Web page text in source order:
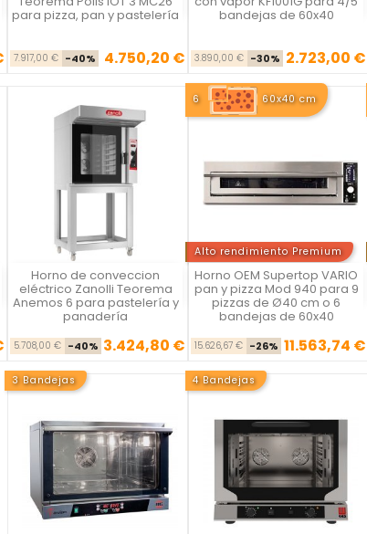
para pizza, pan y pastelería
Precio base
7.917,00 € -40% Precio
4.750,20 €
bandejas de 60x40
Precio base
3.890,00 € -30% Precio
2.723,00 €
Horno de conveccion
eléctrico Zanolli Teorema
Anemos 6 para pastelería y
panadería
Precio base
5.708,00 € -40% Precio
3.424,80 €

Vista rápida
6 60x40 cm
Alto rendimiento Premium
Horno OEM Supertop VARIO
pan y pizza Mod 940 para 9
pizzas de Ø40 cm o 6
bandejas de 60x40
Precio base
15.626,67 € -26% Precio
11.563,74 €

Vista rápida
3 Bandejas 4 Bandejas